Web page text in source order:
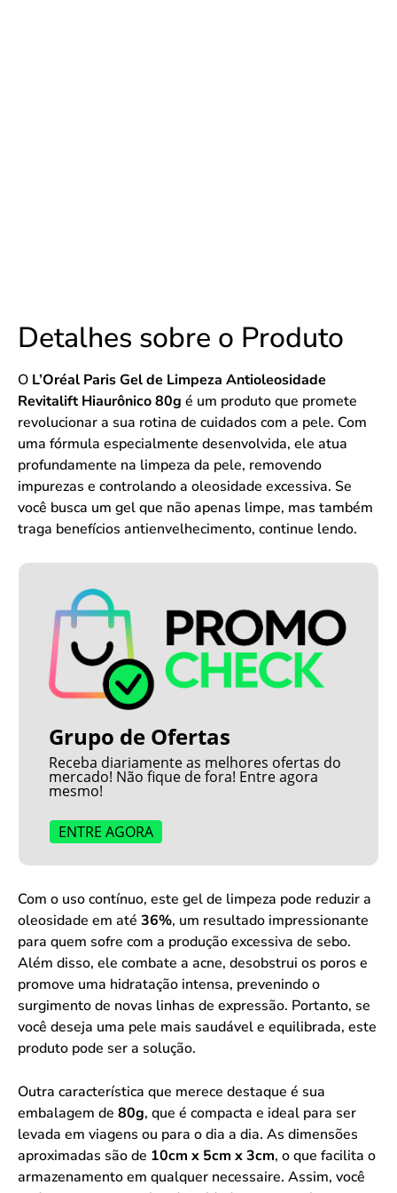
Detalhes sobre o Produto
O L’Oréal Paris Gel de Limpeza Antioleosidade
Revitalift Hiaurônico 80g é um produto que promete
revolucionar a sua rotina de cuidados com a pele. Com
uma fórmula especialmente desenvolvida, ele atua
profundamente na limpeza da pele, removendo
impurezas e controlando a oleosidade excessiva. Se
você busca um gel que não apenas limpe, mas também
traga benefícios antienvelhecimento, continue lendo.
Grupo de Ofertas
Receba diariamente as melhores ofertas do
mercado! Não fique de fora! Entre agora
mesmo!
ENTRE AGORA
Com o uso contínuo, este gel de limpeza pode reduzir a
oleosidade em até 36%, um resultado impressionante
para quem sofre com a produção excessiva de sebo.
Além disso, ele combate a acne, desobstrui os poros e
promove uma hidratação intensa, prevenindo o
surgimento de novas linhas de expressão. Portanto, se
você deseja uma pele mais saudável e equilibrada, este
produto pode ser a solução.
Outra característica que merece destaque é sua
embalagem de 80g, que é compacta e ideal para ser
levada em viagens ou para o dia a dia. As dimensões
aproximadas são de 10cm x 5cm x 3cm, o que facilita o
armazenamento em qualquer necessaire. Assim, você